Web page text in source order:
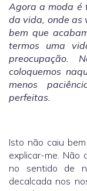
Agora a moda é
da vida, onde as
bem que
termos uma
preocupação.
coloquemos
menos
perfeitas.
Isto não caiu
explicar-me. Não
no sentido de
decalcada nos